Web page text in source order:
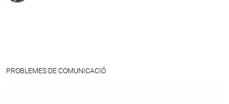
PROBLEMES DE COMUNICACIÓ